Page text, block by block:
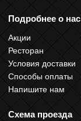
Подробнее о нас
Акции
Ресторан
Условия доставки
Способы оплаты
Напишите нам
Схема проезда